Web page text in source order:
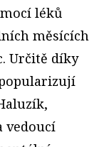
léků
měsících
Určitě díky
vedoucí